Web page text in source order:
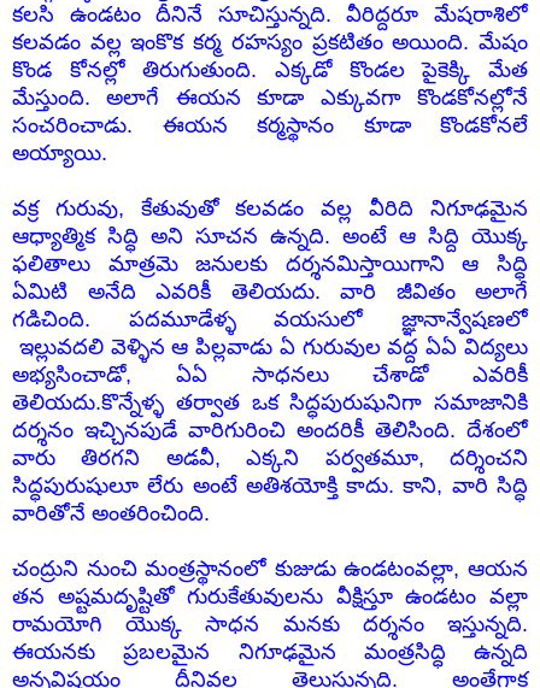
కలసి ఉండటం దీనినే సూచిస్తున్నది. వీరిద్దరూ మేషరాశిలో
కలవడం వల్ల ఇంకొక కర్మ రహస్యం ప్రకటితం అయింది. మేషం
కొండ కోనల్లో తిరుగుతుంది. ఎక్కడో కొండల పైకెక్కి మేత
మేస్తుంది. అలాగే ఈయన కూడా ఎక్కువగా కొండకోనల్లోనే
సంచరించాడు. ఈయన కర్మస్థానం కూడా కొండకోనలే
అయ్యాయి.
వక్ర గురువు, కేతువుతో కలవడం వల్ల వీరిది నిగూఢమైన
ఆధ్యాత్మిక సిద్ధి అని సూచన ఉన్నది. అంటే ఆ సిద్ది యొక్క
ఫలితాలు మాత్రమె జనులకు దర్శనమిస్తాయిగాని ఆ సిద్ధి
ఏమిటి అనేది ఎవరికీ తెలియదు. వారి జీవితం అలాగే
గడిచింది. పదమూడేళ్ళ వయసులో జ్ఞానాన్వేషణలో
ఇల్లువదలి వెళ్ళిన ఆ పిల్లవాడు ఏ గురువుల వద్ద ఏఏ విద్యలు
అభ్యసించాడో, ఏఏ సాధనలు చేశాడో ఎవరికీ
తెలియదు.కొన్నేళ్ళ తర్వాత ఒక సిద్ధపురుషునిగా సమాజానికి
దర్శనం ఇచ్చినపుడే వారిగురించి అందరికీ తెలిసింది. దేశంలో
వారు తిరగని అడవీ, ఎక్కని పర్వతమూ, దర్శించని
సిద్ధపురుషులూ లేరు అంటే అతిశయోక్తి కాదు. కాని, వారి సిద్ధి
వారితోనే అంతరించింది.
చంద్రుని నుంచి మంత్రస్థానంలో కుజుడు ఉండటంవల్లా, ఆయన
తన అష్టమదృష్టితో గురుకేతువులను వీక్షిస్తూ ఉండటం వల్లా
రామయోగి యొక్క సాధన మనకు దర్శనం ఇస్తున్నది.
ఈయనకు ప్రబలమైన నిగూఢమైన మంత్రసిద్ధి ఉన్నది
అన్నవిషయం దీనివల్ల తెలుస్తున్నది. అంతేగాక